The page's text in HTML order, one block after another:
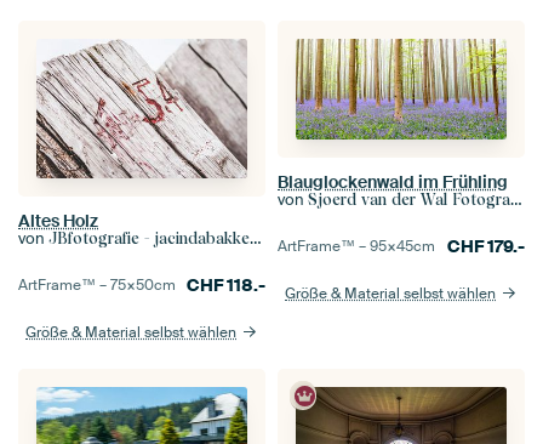
Altes Holz
von JBfotografie - jacindabakker.nl
ArtFrame™ –75×50cm CHF118.-
Größe & Material selbst wählen
Blauglockenwald im Frühling
von Sjoerd van der Wal Fotografie
ArtFrame™ –95×45cm CHF179.-
Größe & Material selbst wählen